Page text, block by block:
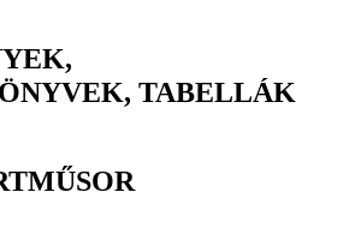
TABELLÁK